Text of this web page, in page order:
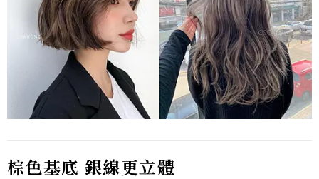
棕色基底 銀線更立體